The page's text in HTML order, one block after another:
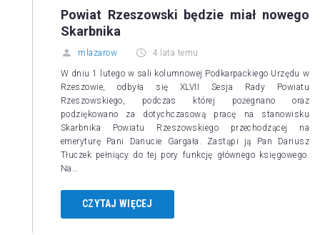
Powiat Rzeszowski będzie miał nowego
Skarbnika
mlazarow 4 lata temu
W dniu 1 lutego w sali kolumnowej Podkarpackiego Urzędu w
Rzeszowie, odbyła się XLVII Sesja Rady Powiatu
Rzeszowskiego, podczas której pożegnano oraz
podziękowano za dotychczasową pracę na stanowisku
Skarbnika Powiatu Rzeszowskiego przechodzącej na
emeryturę Pani Danucie Gargała. Zastąpi ją Pan Dariusz
Tłuczek pełniący do tej pory funkcję głównego księgowego.
Na…
CZYTAJ WIĘCEJ